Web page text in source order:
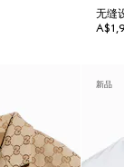
无缝
新品